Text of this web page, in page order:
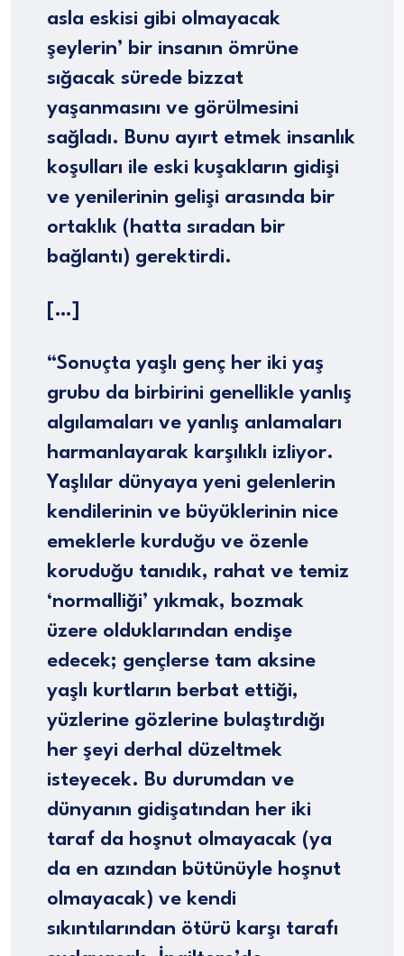
asla eskisi gibi olmayacak
şeylerin’ bir insanın ömrüne
sığacak sürede bizzat
yaşanmasını ve görülmesini
sağladı. Bunu ayırt etmek insanlık
koşulları ile eski kuşakların gidişi
ve yenilerinin gelişi arasında bir
ortaklık (hatta sıradan bir
bağlantı) gerektirdi.
[…]
“Sonuçta yaşlı genç her iki yaş
grubu da birbirini genellikle yanlış
algılamaları ve yanlış anlamaları
harmanlayarak karşılıklı izliyor.
Yaşlılar dünyaya yeni gelenlerin
kendilerinin ve büyüklerinin nice
emeklerle kurduğu ve özenle
koruduğu tanıdık, rahat ve temiz
‘normalliği’ yıkmak, bozmak
üzere olduklarından endişe
edecek; gençlerse tam aksine
yaşlı kurtların berbat ettiği,
yüzlerine gözlerine bulaştırdığı
her şeyi derhal düzeltmek
isteyecek. Bu durumdan ve
dünyanın gidişatından her iki
taraf da hoşnut olmayacak (ya
da en azından bütünüyle hoşnut
olmayacak) ve kendi
sıkıntılarından ötürü karşı tarafı